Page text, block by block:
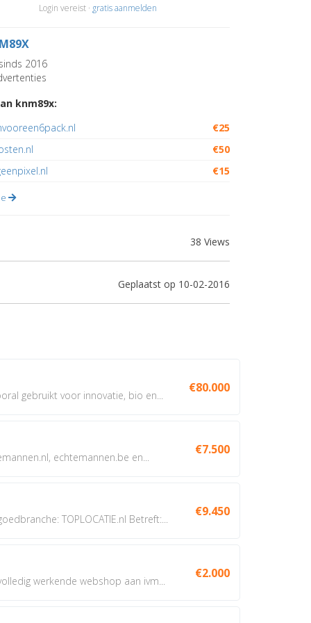
Login vereist · gratis aanmelden
2016
knm89x:
€25
€50
€15
38 Views
Geplaatst op 10-02-2016
gebruikt voor innovatie, bio en...
€80.000
echtemannen.be en...
€7.500
TOPLOCATIE.nl Betreft:...
€9.450
werkende webshop aan ivm...
€2.000